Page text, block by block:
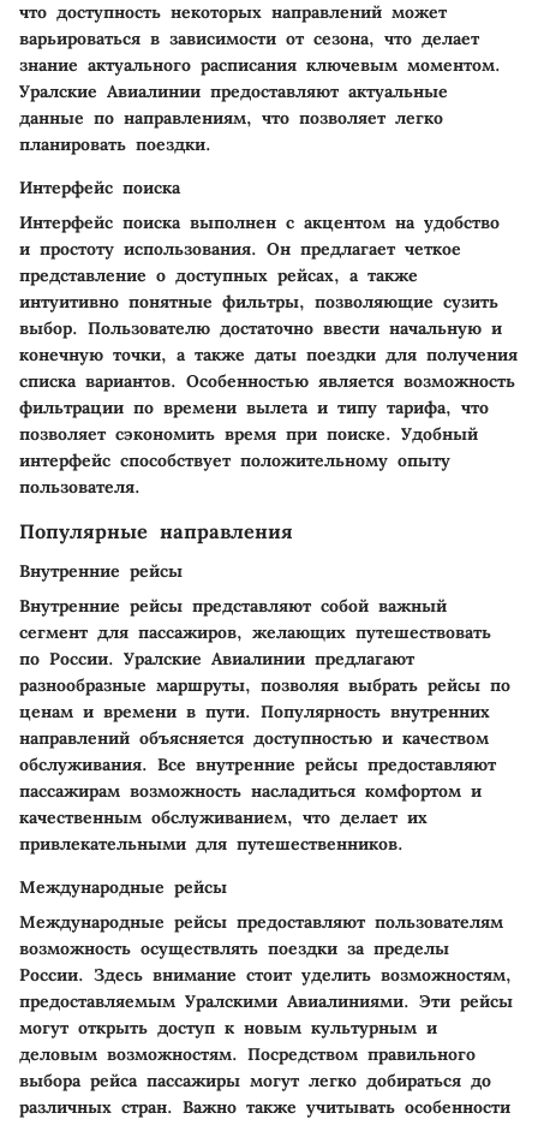
что доступность некоторых направлений может
варьироваться в зависимости от сезона, что делает
знание актуального расписания ключевым моментом.
Уралские Авиалинии предоставляют актуальные
данные по направлениям, что позволяет легко
планировать поездки.
Интерфейс поиска
Интерфейс поиска выполнен с акцентом на удобство
и простоту использования. Он предлагает четкое
представление о доступных рейсах, а также
интуитивно понятные фильтры, позволяющие сузить
выбор. Пользователю достаточно ввести начальную и
конечную точки, а также даты поездки для получения
списка вариантов. Особенностью является возможность
фильтрации по времени вылета и типу тарифа, что
позволяет сэкономить время при поиске. Удобный
интерфейс способствует положительному опыту
пользователя.
Популярные направления
Внутренние рейсы
Внутренние рейсы представляют собой важный
сегмент для пассажиров, желающих путешествовать
по России. Уралские Авиалинии предлагают
разнообразные маршруты, позволяя выбрать рейсы по
ценам и времени в пути. Популярность внутренних
направлений объясняется доступностью и качеством
обслуживания. Все внутренние рейсы предоставляют
пассажирам возможность насладиться комфортом и
качественным обслуживанием, что делает их
привлекательными для путешественников.
Международные рейсы
Международные рейсы предоставляют пользователям
возможность осуществлять поездки за пределы
России. Здесь внимание стоит уделить возможностям,
предоставляемым Уралскими Авиалиниями. Эти рейсы
могут открыть доступ к новым культурным и
деловым возможностям. Посредством правильного
выбора рейса пассажиры могут легко добираться до
различных стран. Важно также учитывать особенности